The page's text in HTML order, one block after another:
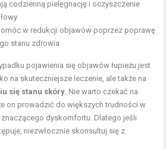
codzienną pielęgnację i oczyszczenie
w redukcji objawów poprzez poprawę
stanu zdrowia
pojawienia się objawów łupieżu jest
na skuteczniejsze leczenie, ale także na
się stanu skóry . Nie warto czekać na
on prowadzić do większych trudności w
dyskomfortu. Dlatego jeśli
niezwłocznie skonsultuj się z